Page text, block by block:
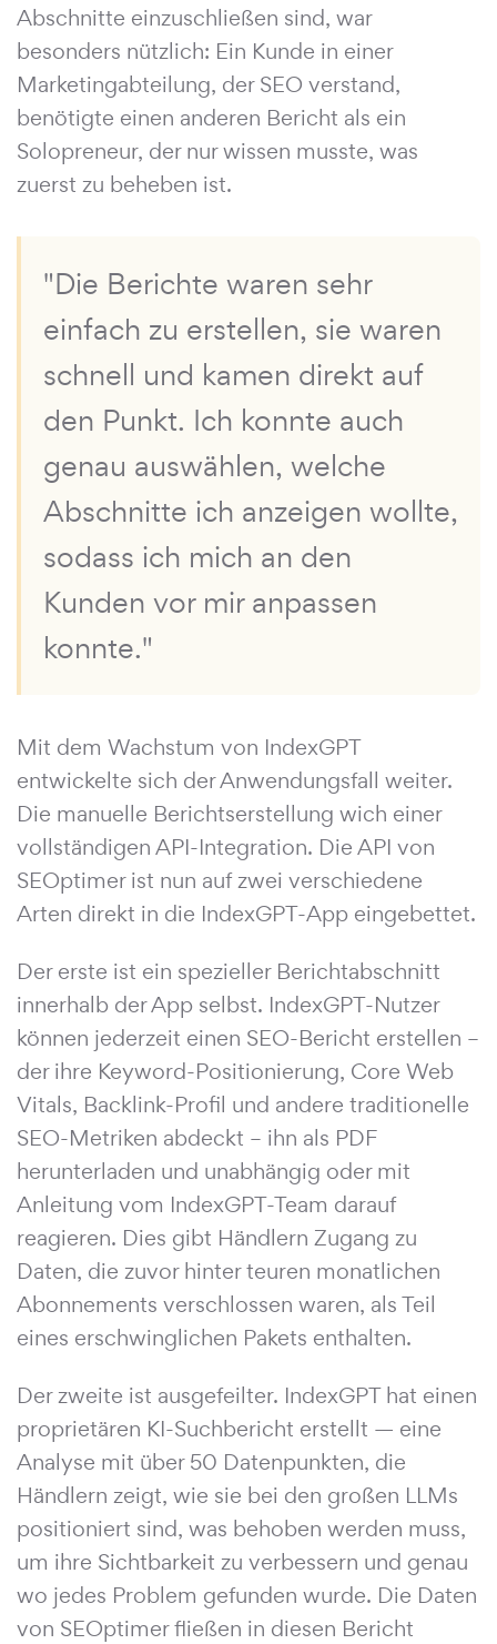
Abschnitte einzuschließen sind, war
besonders nützlich: Ein Kunde in einer
Marketingabteilung, der SEO verstand,
benötigte einen anderen Bericht als ein
Solopreneur, der nur wissen musste, was
zuerst zu beheben ist.
"Die Berichte waren sehr
einfach zu erstellen, sie waren
schnell und kamen direkt auf
den Punkt. Ich konnte auch
genau auswählen, welche
Abschnitte ich anzeigen wollte,
sodass ich mich an den
Kunden vor mir anpassen
konnte."
Mit dem Wachstum von IndexGPT
entwickelte sich der Anwendungsfall weiter.
Die manuelle Berichtserstellung wich einer
vollständigen API-Integration. Die API von
SEOptimer ist nun auf zwei verschiedene
Arten direkt in die IndexGPT-App eingebettet.
Der erste ist ein spezieller Berichtabschnitt
innerhalb der App selbst. IndexGPT-Nutzer
können jederzeit einen SEO-Bericht erstellen –
der ihre Keyword-Positionierung, Core Web
Vitals, Backlink-Profil und andere traditionelle
SEO-Metriken abdeckt – ihn als PDF
herunterladen und unabhängig oder mit
Anleitung vom IndexGPT-Team darauf
reagieren. Dies gibt Händlern Zugang zu
Daten, die zuvor hinter teuren monatlichen
Abonnements verschlossen waren, als Teil
eines erschwinglichen Pakets enthalten.
Der zweite ist ausgefeilter. IndexGPT hat einen
proprietären KI-Suchbericht erstellt — eine
Analyse mit über 50 Datenpunkten, die
Händlern zeigt, wie sie bei den großen LLMs
positioniert sind, was behoben werden muss,
um ihre Sichtbarkeit zu verbessern und genau
wo jedes Problem gefunden wurde. Die Daten
von SEOptimer fließen in diesen Bericht